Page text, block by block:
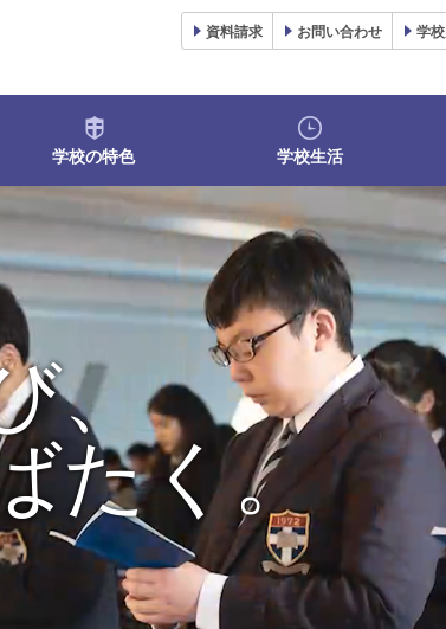
資料請求 お問い合わせ 学校
学校の特色 学校生活
、
たく。